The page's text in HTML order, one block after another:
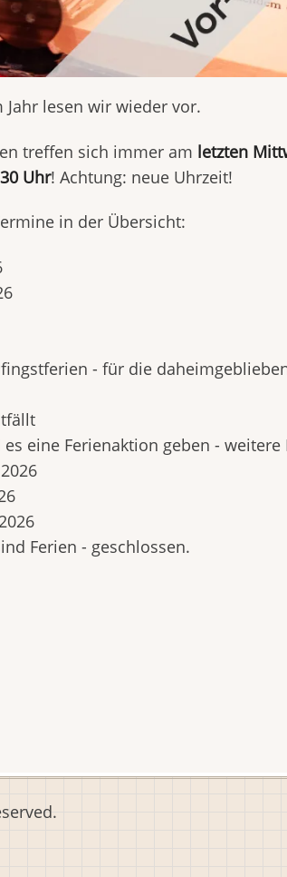
Jahr lesen wir wieder vor.
treffen sich immer am letzten
Uhr! Achtung: neue Uhrzeit!
in der Übersicht:
- für die
eine Ferienaktion geben -
Ferien - geschlossen.